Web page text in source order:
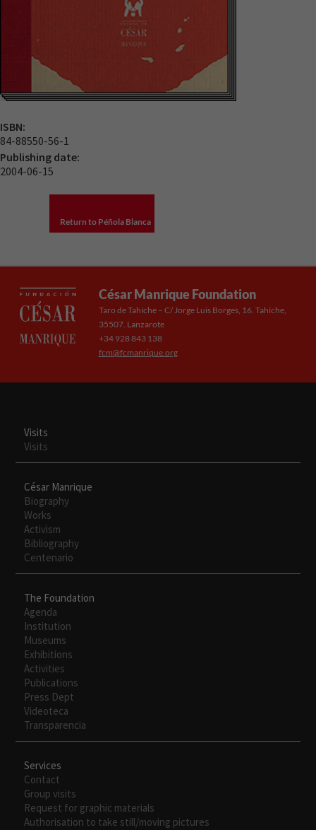
ISBN:
84-88550-56-1
Publishing date:
2004-06-15
Return to Péñola Blanca
César Manrique Foundation
Taro de Tahíche – C/ Jorge Luis Borges, 16. Tahíche,
35507. Lanzarote
+34 928 843 138
fcm@fcmanrique.org
Visits
Visits
César Manrique
Biography
Works
Activism
Bibliography
Centenario
The Foundation
Agenda
Institution
Museums
Exhibitions
Activities
Publications
Press Dept
Videoteca
Transparencia
Services
Contact
Group visits
Request for graphic materials
Authorisation to take still/moving pictures
opcionales.
durante tu